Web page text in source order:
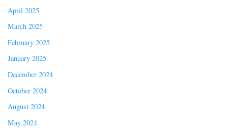
April 2025
March 2025
February 2025
January 2025
December 2024
October 2024
August 2024
May 2024